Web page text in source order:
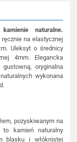
naturalne.
na elastycznej
Uleksyt o średnicy
4mm. Elegancka
oryginalna
wykonana
pozyskiwanym na
to kamień naturalny
blasku i włóknistej